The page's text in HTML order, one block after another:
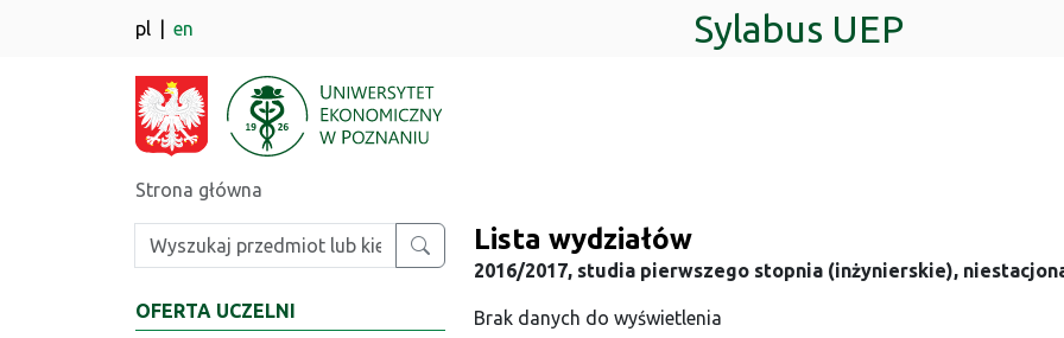
pl en Sylabus UEP
Strona główna
Wpisz szukaną frazę
OFERTA UCZELNI
Lista wydziałów
2016/2017, studia pierwszego stopnia (inżynierskie),
Brak danych do wyświetlenia